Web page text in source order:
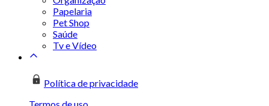
Papelaria
Pet Shop
Saúde
Tv e Vídeo
Política de privacidade